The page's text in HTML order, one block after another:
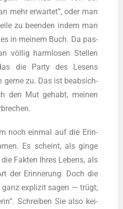
mehr erwar­tet”, oder man
zu been­den indem man
in mei­nem Buch. Da pas­
völ­lig harm­lo­sen Stel­len
die Par­ty des Lesens
ger­ne zu. Das ist beab­sich­
den Mut gehabt, mei­nen
noch ein­mal auf die Erin­
Es scheint, als gin­ge
Fak­ten Ihres Lebens, als
der Erin­ne­rung. Doch die
expli­zit sagen — trügt;
Schrei­ben Sie also kei­